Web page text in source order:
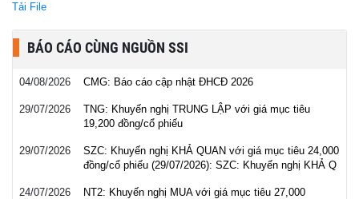
Tải File
BÁO CÁO CÙNG NGUỒN SSI
04/08/2026 CMG: Báo cáo cập nhật ĐHCĐ 2026
29/07/2026
TNG: Khuyến nghị TRUNG LẬP với giá mục tiêu
19,200 đồng/cổ phiếu
29/07/2026
SZC: Khuyến nghị KHẢ QUAN với giá mục tiêu 24,000
đồng/cổ phiếu (29/07/2026): SZC: Khuyến nghị KHẢ Q
24/07/2026
NT2: Khuyến nghị MUA với giá mục tiêu 27,000